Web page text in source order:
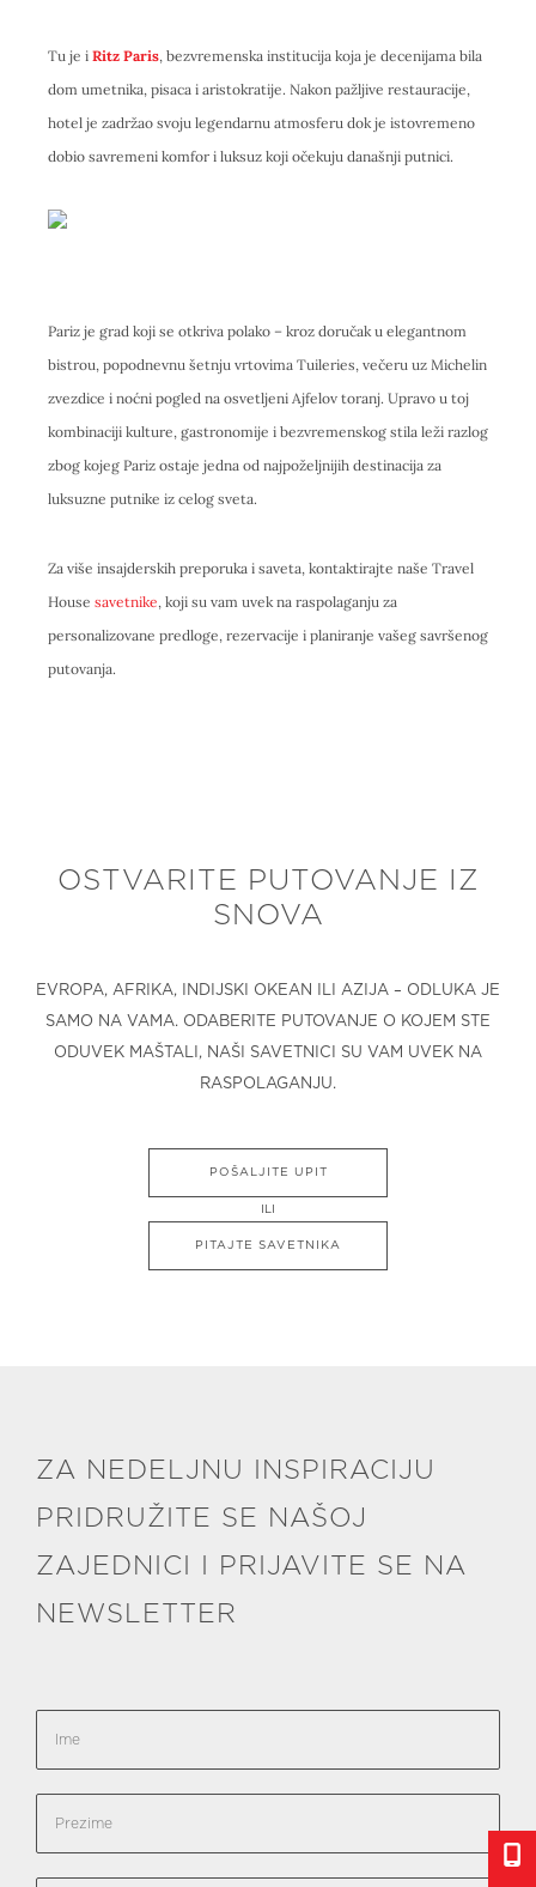
Tu je i Ritz Paris, bezvremenska institucija koja je decenijama bila
dom umetnika, pisaca i aristokratije. Nakon pažljive restauracije,
hotel je zadržao svoju legendarnu atmosferu dok je istovremeno
dobio savremeni komfor i luksuz koji očekuju današnji putnici.
Pariz je grad koji se otkriva polako – kroz doručak u elegantnom
bistrou, popodnevnu šetnju vrtovima Tuileries, večeru uz Michelin
zvezdice i noćni pogled na osvetljeni Ajfelov toranj. Upravo u toj
kombinaciji kulture, gastronomije i bezvremenskog stila leži razlog
zbog kojeg Pariz ostaje jedna od najpoželjnijih destinacija za
luksuzne putnike iz celog sveta.
Za više insajderskih preporuka i saveta, kontaktirajte naše Travel
House savetnike, koji su vam uvek na raspolaganju za
personalizovane predloge, rezervacije i planiranje vašeg savršenog
putovanja.
OSTVARITE PUTOVANJE IZ
SNOVA
EVROPA, AFRIKA, INDIJSKI OKEAN ILI AZIJA – ODLUKA JE
SAMO NA VAMA. ODABERITE PUTOVANJE O KOJEM STE
ODUVEK MAŠTALI, NAŠI SAVETNICI SU VAM UVEK NA
RASPOLAGANJU.
POŠALJITE UPIT
ILI
PITAJTE SAVETNIKA
ZA NEDELJNU INSPIRACIJU
PRIDRUŽITE SE NAŠOJ
ZAJEDNICI I PRIJAVITE SE NA
NEWSLETTER